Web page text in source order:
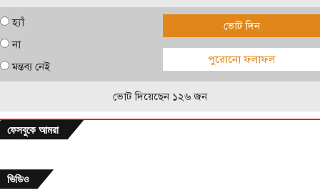
হ্যাঁ
না
মন্তব্য নেই
ভোট দিন
পুরোনো ফলাফল
ভোট দিয়েছেন ১২৬ জন
ফেসবুকে আমরা
ভিডিও